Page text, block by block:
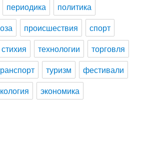
периодика
политика
происшествия
спорт
стихия технологии
торговля
туризм
фестивали
экономика